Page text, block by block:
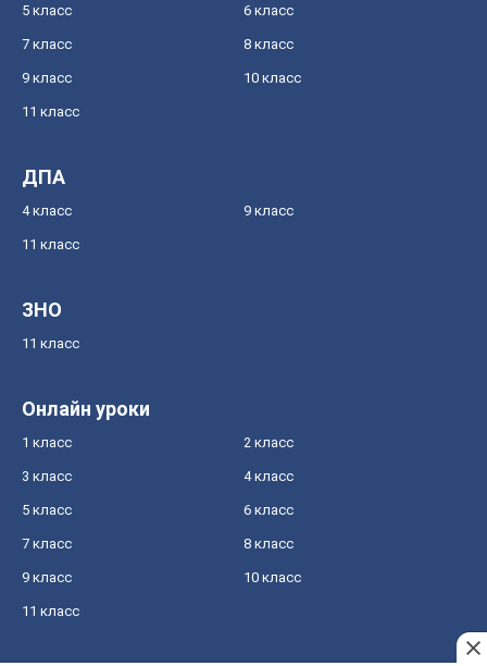
5 класс 6 класс
7 класс 8 класс
9 класс 10 класс
11 класс
ДПА
4 класс 9 класс
11 класс
ЗНО
11 класс
Онлайн уроки
1 класс 2 класс
3 класс 4 класс
5 класс 6 класс
7 класс 8 класс
9 класс 10 класс
11 класс